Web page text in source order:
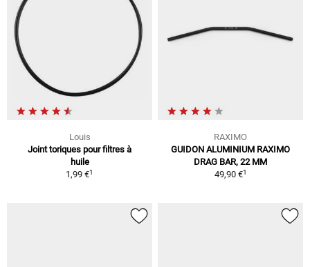
Louis
Joint toriques pour filtres à
huile
1,99 €1
RAXIMO
GUIDON ALUMINIUM RAXIMO
DRAG BAR, 22 MM
49,90 €1